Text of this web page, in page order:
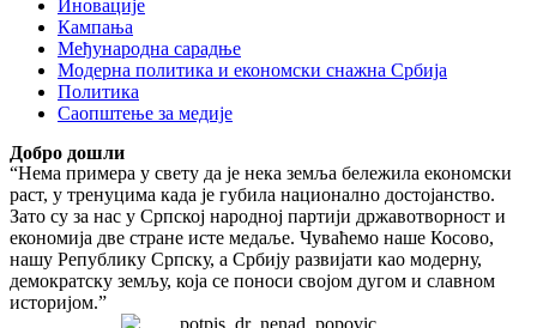
Иновације
Кампања
Међународна сарадње
Модерна политика и економски снажна Србија
Политика
Саопштење за медије
Добро дошли
“Нема примера у свету да је нека земља бележила економски
раст, у тренуцима када је губила национално достојанство.
Зато су за нас у Српској народној партији државотворност и
економија две стране исте медаље. Чуваћемо наше Косово,
нашу Републику Српску, а Србију развијати као модерну,
демократску земљу, која се поноси својом дугом и славном
историјом.”